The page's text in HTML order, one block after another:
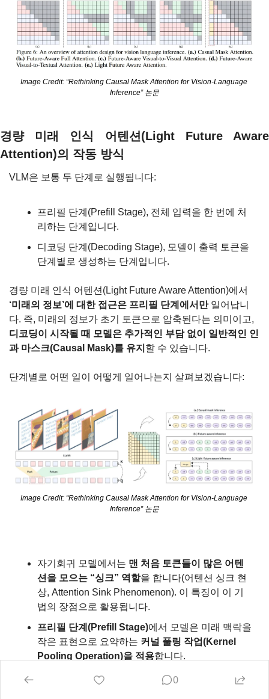
Image Credit: “Rethinking Causal Mask Attention for Vision-Language
Inference” 논문
경량 미래 인식 어텐션(Light Future Aware
Attention)의 작동 방식
VLM은 보통 두 단계로 실행됩니다:
프리필 단계(Prefill Stage), 전체 입력을 한 번에 처
리하는 단계입니다.
디코딩 단계(Decoding Stage), 모델이 출력 토큰을
단계별로 생성하는 단계입니다.
‘미래의 정보’에 대한 접근은 프리필 단계에서만 일어납니
디코딩이 시작될 때 모델은 추가적인 부담 없이 일반적인 인
과 마스크(Causal Mask)를 유지 할 수 있습니다.
단계별로 어떤 일이 어떻게 일어나는지 살펴보겠습니다:
Image Credit: “Rethinking Causal Mask Attention for Vision-Language
Inference” 논문
자기회귀 모델에서는 맨 처음 토큰들이 많은 어텐
션을 모으는 “싱크” 역할을 합니다(어텐션 싱크 현
상, Attention Sink Phenomenon). 이 특징이 이 기
법의 장점으로 활용됩니다.
프리필 단계(Prefill Stage)에서 모델은 미래 맥락을
작은 표현으로 요약하는 커널 풀링 작업(Kernel
Pooling Operation)을 적용합니다.
압축된 미래 표현은 초기 토큰(프리픽스,
0